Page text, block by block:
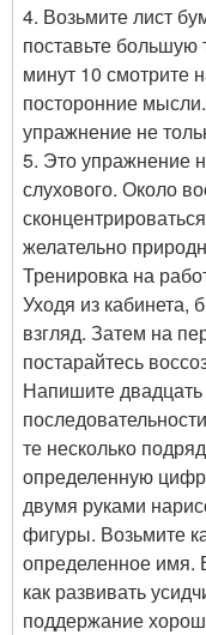
4. Возьмите лист
поставьте большую
минут 10 смотрите
посторонние
упражнение не
5. Это упражнение
слухового. Около
желательно
Тренировка на
Уходя из кабинета,
взгляд. Затем на
постарайтесь
Напишите
те несколько
определенную
двумя руками
фигуры. Возьмите
определенное имя.
как развивать
поддержание